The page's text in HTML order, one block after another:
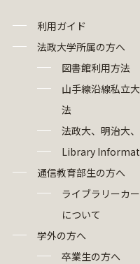
利用ガイド
法政大学所属の方へ
図書館利用方法
山手線沿線私立
法
法政大、明治大
Library
通信教育部生の方へ
ライブラリーカ
について
学外の方へ
卒業生の方へ